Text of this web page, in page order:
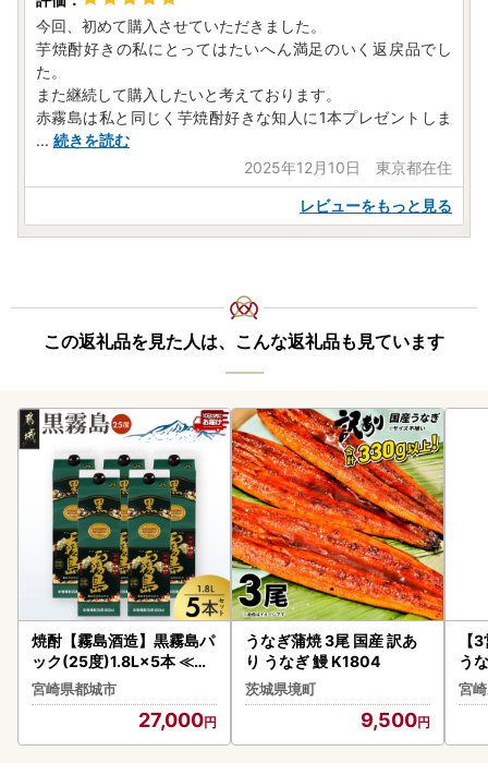
御不明な点や、配信・郵送の停止等のご希望がございました
ら、都城市ふるさと納税サポート室 (0986-58-7727、sup
port3@furusato-miyakonojo.jp )までご連絡ください。
今回、初めて購入させていただきました。
芋焼酎好きの私にとってはたいへん満足のいく返戻品でし
た。
また継続して購入したいと考えております。
赤霧島は私と同じく芋焼酎好きな知人に1本プレゼントしま
... 続きを読む
2025年12月10日 東京都在住
レビューをもっと見る
この返礼品を見た人は、こんな返礼品も見ています
焼酎【霧島酒造】黒霧島パ
ック(25度)1.8L×5本 ≪み
やこんじょ特急便≫ 焼酎
〔27-07-K01P-25-1800
-5-Q_99〕_(都城市)
宮崎県都城市
27,000
うなぎ蒲焼 3尾 国産 訳あ
り うなぎ 鰻 K1804
茨城県境町
9,500
【
う
以
宮